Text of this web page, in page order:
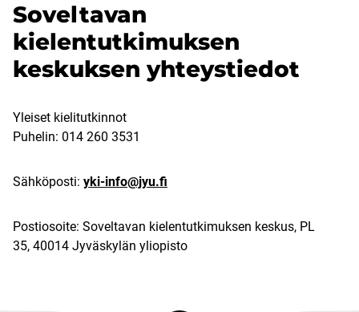
Soveltavan
kielentutkimuksen
keskuksen yhteystiedot
Yleiset kielitutkinnot
Puhelin: 014 260 3531
Sähköposti: yki-info@jyu.fi
Postiosoite: Soveltavan kielentutkimuksen keskus, PL
35, 40014 Jyväskylän yliopisto